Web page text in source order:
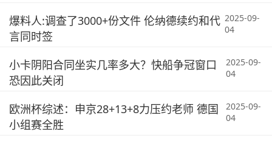
爆料人:调查了3000+份文件 伦纳德续约和代
言同时签
2025-09-
04
小卡阴阳合同坐实几率多大？快船争冠窗口
恐因此关闭
2025-09-
04
欧洲杯综述：申京28+13+8力压约老师 德国
小组赛全胜
2025-09-
04